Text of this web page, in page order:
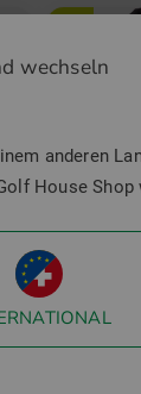
wechseln
anderen
House Shop